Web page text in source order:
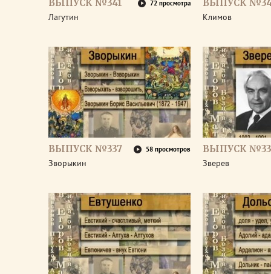
ВЫПУСК №341 72 просмотра
Лагутин
ВЫПУСК
Климов
ВЫПУСК №337 58 просмотров
Зворыкин
ВЫПУСК
Зверев